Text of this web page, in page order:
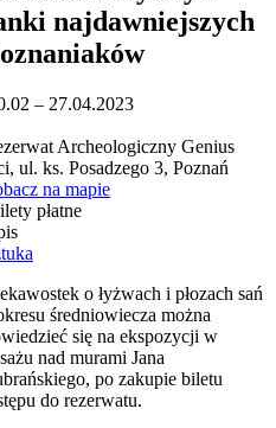
najdawniejszych
– 27.04.2023
Archeologiczny Genius
ul. ks. Posadzego 3, Poznań
na mapie
płatne
o łyżwach i płozach sań
średniowiecza można
się na ekspozycji w
nad murami Jana
po zakupie biletu
do rezerwatu.